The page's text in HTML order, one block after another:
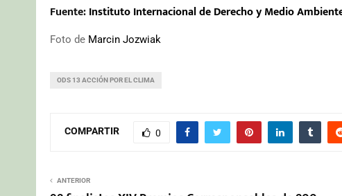
Fuente:Instituto Internacional de Derecho y Medio
Foto de Marcin Jozwiak
ODS 13 ACCIÓN POR EL CLIMA
COMPARTIR 0
ANTERIOR